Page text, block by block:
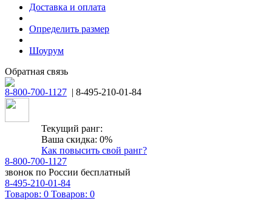
Доставка и оплата
Определить размер
Шоурум
Обратная связь
8-800-700-1127 | 8-495-210-01-84
Текущий ранг:
Ваша скидка: 0%
Как повысить свой ранг?
8-800-700-1127
звонок по России бесплатный
8-495-210-01-84
Товаров: 0 Товаров: 0